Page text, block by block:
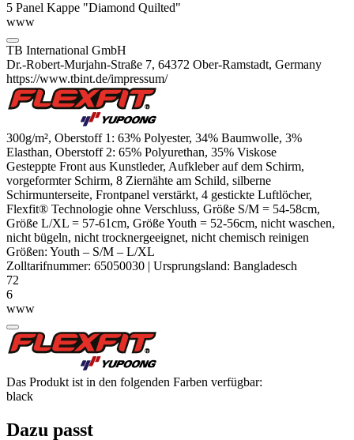
5 Panel Kappe "Diamond Quilted"
www
TB International GmbH
Dr.-Robert-Murjahn-Straße 7, 64372 Ober-Ramstadt, Germany
https://www.tbint.de/impressum/
300g/m², Oberstoff 1: 63% Polyester, 34% Baumwolle, 3%
Elasthan, Oberstoff 2: 65% Polyurethan, 35% Viskose
Gesteppte Front aus Kunstleder, Aufkleber auf dem Schirm,
vorgeformter Schirm, 8 Ziernähte am Schild, silberne
Schirmunterseite, Frontpanel verstärkt, 4 gestickte Luftlöcher,
Flexfit® Technologie ohne Verschluss, Größe S/M = 54-58cm,
Größe L/XL = 57-61cm, Größe Youth = 52-56cm, nicht waschen,
nicht bügeln, nicht trocknergeeignet, nicht chemisch reinigen
Größen: Youth – S/M – L/XL
Zolltarifnummer: 65050030 | Ursprungsland: Bangladesch
72
6
www
Das Produkt ist in den folgenden Farben verfügbar:
black
Dazu passt